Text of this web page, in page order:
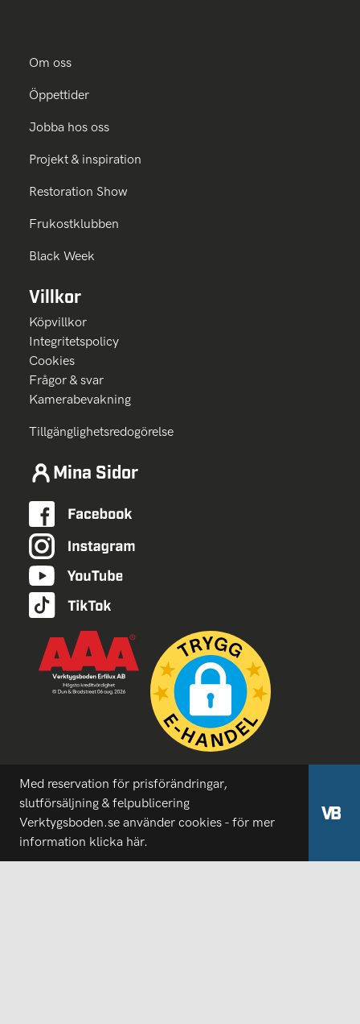
Om oss
Öppettider
Jobba hos oss
Projekt & inspiration
Restoration Show
Frukostklubben
Black Week
Villkor
Köpvillkor
Integritetspolicy
Cookies
Frågor & svar
Kamerabevakning
Tillgänglighetsredogörelse
Mina Sidor
Med reservation för prisförändringar,
slutförsäljning & felpublicering
Verktygsboden.se använder cookies - för mer
information klicka här.